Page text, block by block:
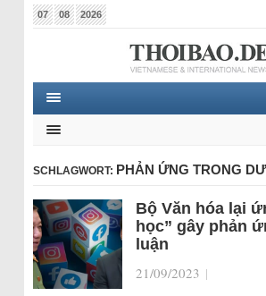
07 08 2026
SCHLAGWORT: PHẢN ỨNG TRONG
Bộ Văn hóa lại
học” gây phản
luận
21/09/2023 |